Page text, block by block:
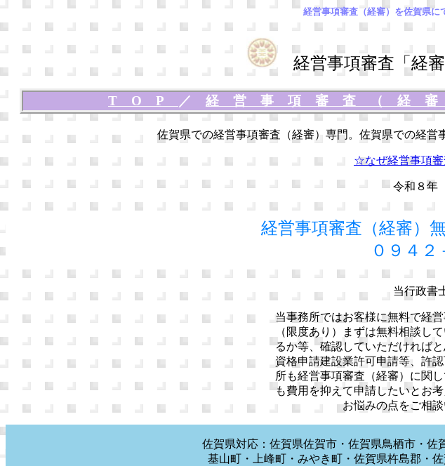
経営事項審査（経審）を佐賀県に
経営事項審査「経審
TOP ／ 経営事項審査（経
佐賀県での経営事項審査（経審）専門。佐賀県での経営
☆なぜ経営事項審
令和８
経営事項審査（経審）
０９４２
当行政書
当事務所ではお客様に無料で経
（限度あり）まずは無料相談し
るか等、確認していただければ
資格申請建設業許可申請等、許
所も経営事項審査（経審）に関
も費用を抑えて申請したいとお
お悩みの点をご相
佐賀県対応：佐賀県佐賀市・佐賀県鳥栖市・佐
基山町・上峰町・みやき町・佐賀県杵島郡・